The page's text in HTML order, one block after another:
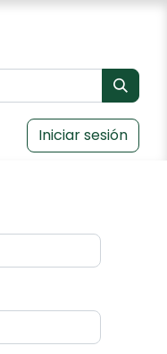
Iniciar sesión